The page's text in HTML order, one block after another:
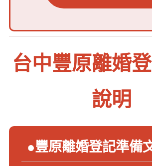
台中豐原離婚
說明
●豐原離婚登記準備